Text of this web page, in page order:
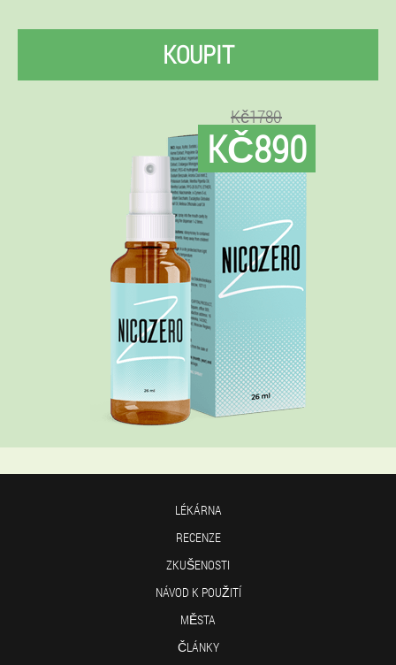
KOUPIT
Kč1780
KČ890
LÉKÁRNA
RECENZE
ZKUŠENOSTI
NÁVOD K POUŽITÍ
MĚSTA
ČLÁNKY